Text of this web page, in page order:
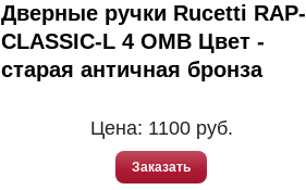
Дверные ручки Rucetti RAP-
CLASSIC-L 4 OMB Цвет -
старая античная бронза
Цена: 1100руб.
Заказать